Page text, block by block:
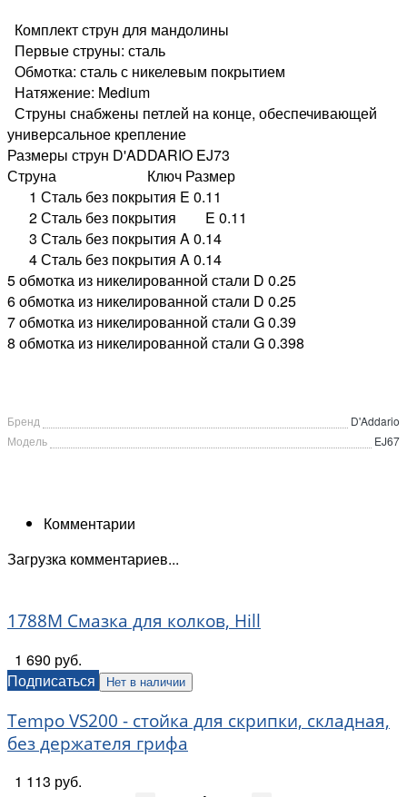
Комплект струн для мандолины
Первые струны: сталь
Обмотка: сталь с никелевым покрытием
Натяжение: Medium
Струны снабжены петлей на конце, обеспечивающей
универсальное крепление
Размеры струн D'ADDARIO EJ73
Струна Ключ Размер
1 Сталь без покрытия E 0.11
2 Сталь без покрытия E 0.11
3 Сталь без покрытия A 0.14
4 Сталь без покрытия A 0.14
5 обмотка из никелированной стали D 0.25
6 обмотка из никелированной стали D 0.25
7 обмотка из никелированной стали G 0.39
8 обмотка из никелированной стали G 0.398
Бренд
D'Addario
Модель
EJ67
Комментарии
Загрузка комментариев...
1788M Смазка для колков, Hill
1 690 руб.
Подписаться
Нет в наличии
Tempo VS200 - стойка для скрипки, складная,
без держателя грифа
1 113 руб.